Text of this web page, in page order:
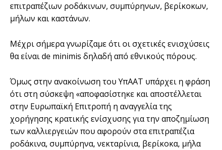
επιτραπέζιων ροδάκινων, συμπύρηνων, βερίκοκων,
μήλων και καστάνων.
Μέχρι σήμερα γνωρίζαμε ότι οι σχετικές ενισχύσεις
θα είναι de minimis δηλαδή από εθνικούς πόρους.
Όμως στην ανακοίνωση του ΥπΑΑΤ υπάρχει η φράση
ότι στη σύσκεψη «αποφασίστηκε και αποστέλλεται
στην Ευρωπαϊκή Επιτροπή η αναγγελία της
χορήγησης κρατικής ενίσχυσης για την αποζημίωση
των καλλιεργειών που αφορούν στα επιτραπέζια
ροδάκινα, συμπύρηνα, νεκταρίνια, βερίκοκα, μήλα